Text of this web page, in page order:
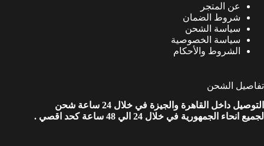
عن المتجر
شروط الضمان
سياسة الشحن
سياسة الخصوصية
الشروط والأحكام
تفاصيل الشحن
التوصيل داخل القاهرة والجيزة في خلال 24 ساعة شحن
لجميع انحاء الجمهورية في خلال 24 الي 48 ساعة كحد اقصي .